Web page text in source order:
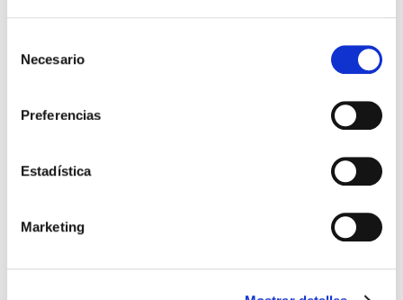
Necesario
Preferencias
Estadística
Marketing
+ Últimos artículos
Felices Fiestas